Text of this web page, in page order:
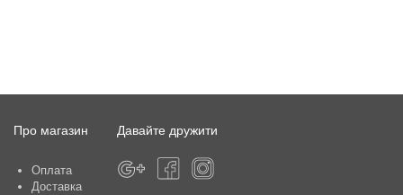
Про магазин
Оплата
Доставка
Давайте дружити